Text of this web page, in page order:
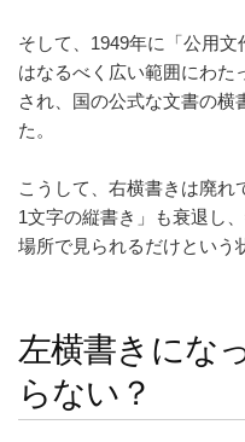
そして、1949年に「公用
はなるべく広い範囲にわた
され、国の公式な文書の横
た。
こうして、右横書きは廃れ
1文字の縦書き」も衰退し
場所で見られるだけという
左横書きにな
らない？